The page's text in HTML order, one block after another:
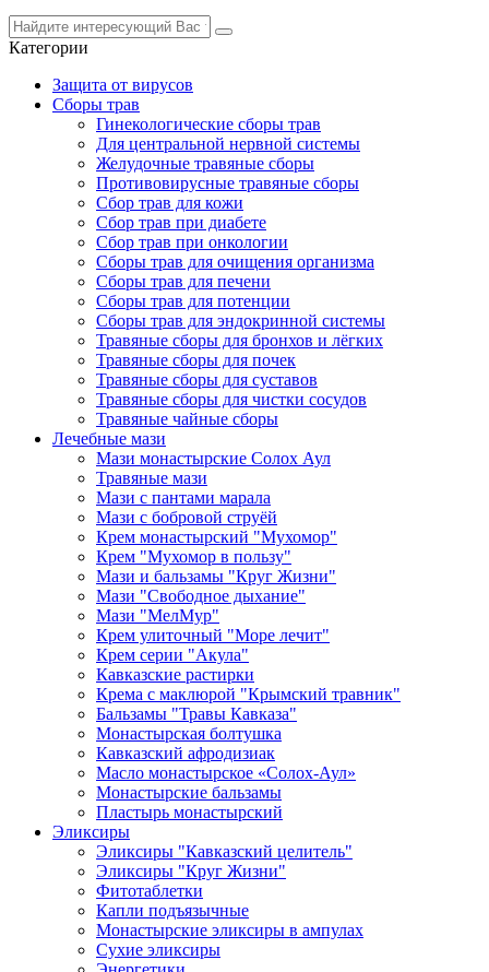
Категории
Защита от вирусов
Сборы трав
Гинекологические сборы трав
Для центральной нервной системы
Желудочные травяные сборы
Противовирусные травяные сборы
Сбор трав для кожи
Сбор трав при диабете
Сбор трав при онкологии
Сборы трав для очищения организма
Сборы трав для печени
Сборы трав для потенции
Сборы трав для эндокринной системы
Травяные сборы для бронхов и лёгких
Травяные сборы для почек
Травяные сборы для суставов
Травяные сборы для чистки сосудов
Травяные чайные сборы
Лечебные мази
Мази монастырские Солох Аул
Травяные мази
Мази с пантами марала
Мази с бобровой струёй
Крем монастырский "Мухомор"
Крем "Мухомор в пользу"
Мази и бальзамы "Круг Жизни"
Мази "Свободное дыхание"
Мази "МелМур"
Крем улиточный "Море лечит"
Крем серии "Акула"
Кавказские растирки
Крема с маклюрой "Крымский травник"
Бальзамы "Травы Кавказа"
Монастырская болтушка
Кавказский афродизиак
Масло монастырское «Солох-Аул»
Монастырские бальзамы
Пластырь монастырский
Эликсиры
Эликсиры "Кавказский целитель"
Эликсиры "Круг Жизни"
Фитотаблетки
Капли подъязычные
Монастырские эликсиры в ампулах
Сухие эликсиры